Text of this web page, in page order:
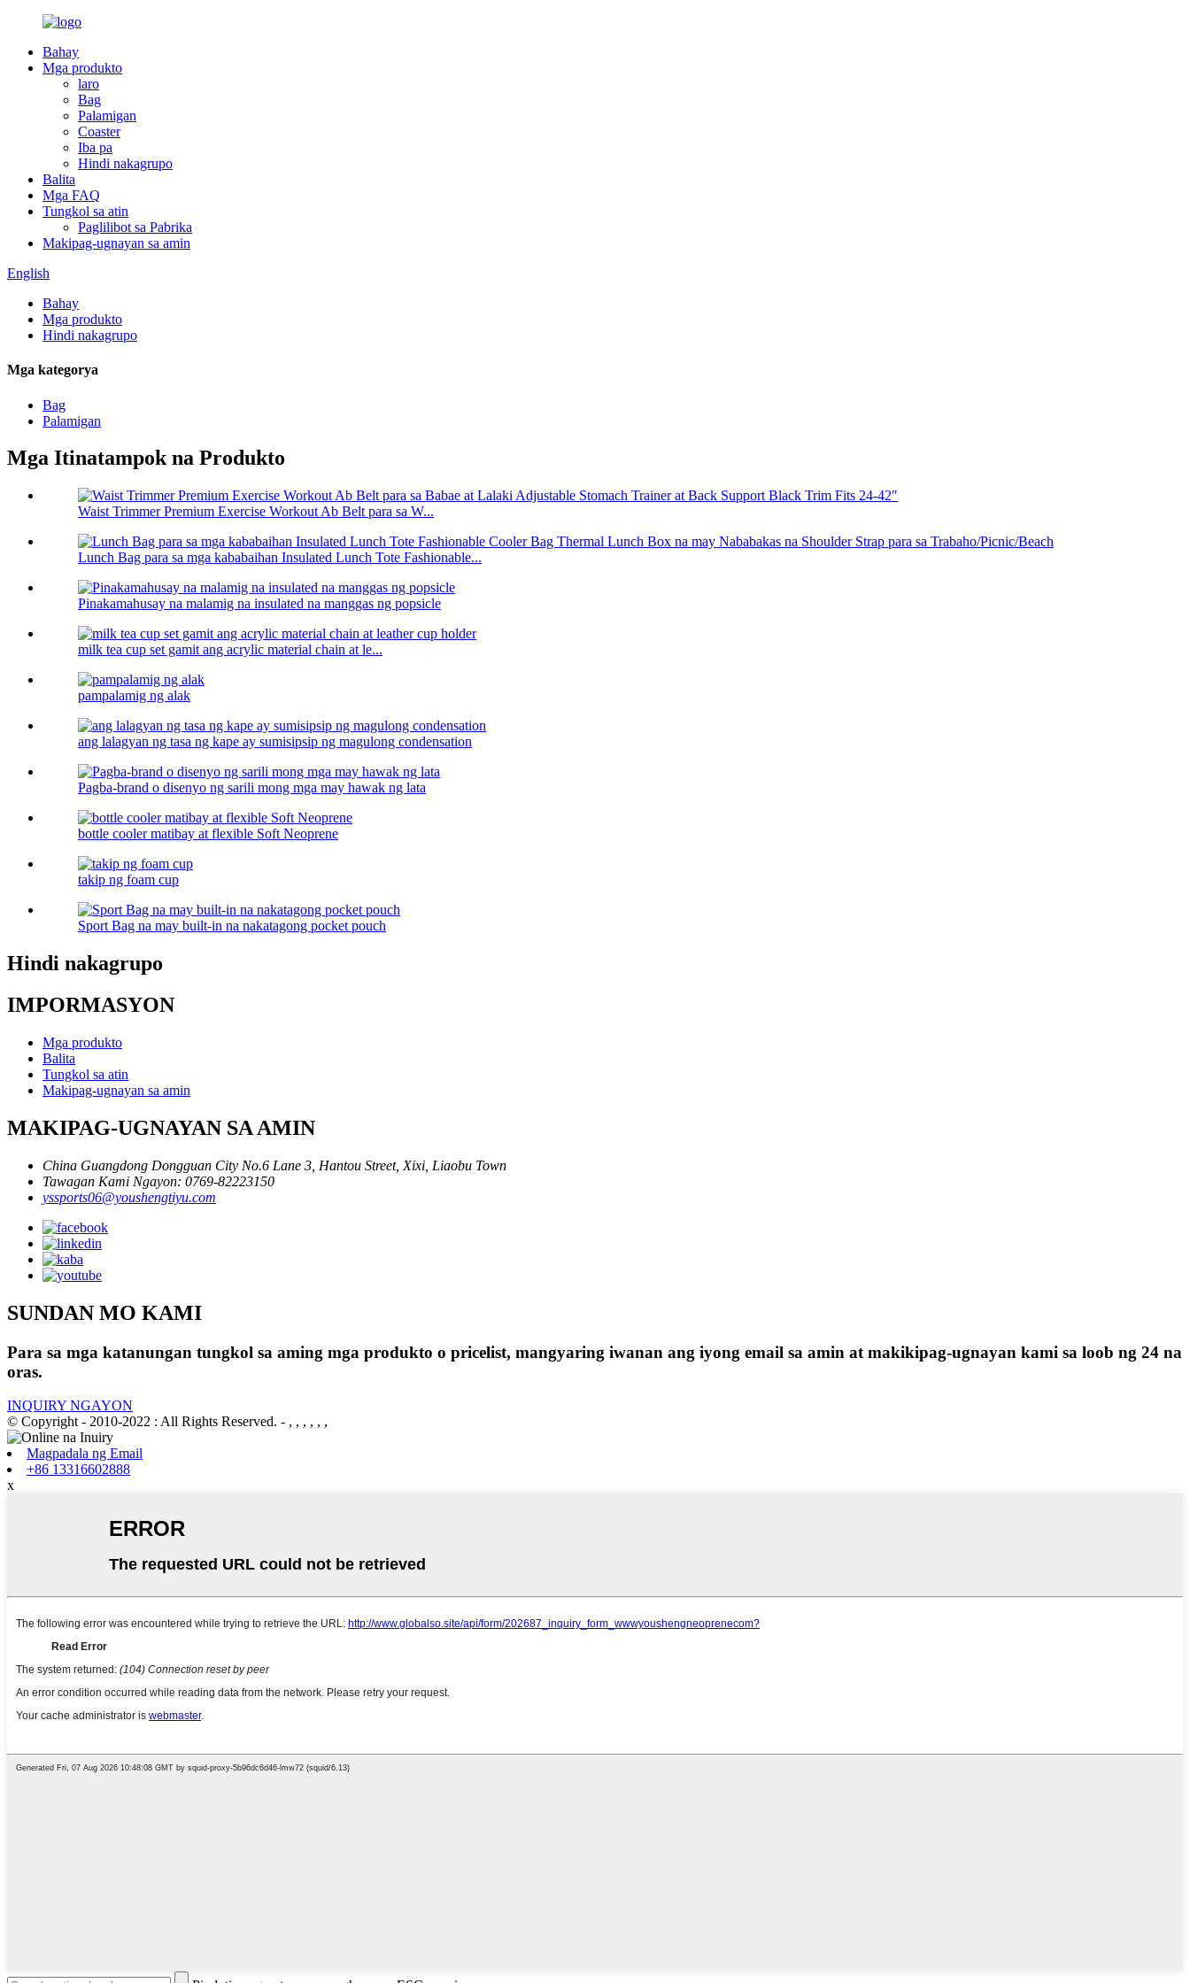
Bahay
Mga produkto
laro
Bag
Palamigan
Coaster
Iba pa
Hindi nakagrupo
Balita
Mga FAQ
Tungkol sa atin
Paglilibot sa Pabrika
Makipag-ugnayan sa amin
English
Bahay
Mga produkto
Hindi nakagrupo
Mga kategorya
Bag
Palamigan
Mga Itinatampok na Produkto
Waist Trimmer Premium Exercise Workout Ab Belt para sa W...
Lunch Bag para sa mga kababaihan Insulated Lunch Tote Fashionable...
Pinakamahusay na malamig na insulated na manggas ng popsicle
milk tea cup set gamit ang acrylic material chain at le...
pampalamig ng alak
ang lalagyan ng tasa ng kape ay sumisipsip ng magulong condensation
Pagba-brand o disenyo ng sarili mong mga may hawak ng lata
bottle cooler matibay at flexible Soft Neoprene
takip ng foam cup
Sport Bag na may built-in na nakatagong pocket pouch
Hindi nakagrupo
IMPORMASYON
Mga produkto
Balita
Tungkol sa atin
Makipag-ugnayan sa amin
MAKIPAG-UGNAYAN SA AMIN
China Guangdong Dongguan City No.6 Lane 3, Hantou Street, Xixi, Liaobu Town
Tawagan Kami Ngayon: 0769-82223150
yssports06@youshengtiyu.com
SUNDAN MO KAMI
Para sa mga katanungan tungkol sa aming mga produkto o pricelist, mangyaring iwanan ang iyong email sa amin at makikipag-ugnayan kami sa loob ng 24 na
oras.
INQUIRY NGAYON
© Copyright - 2010-2022 : All Rights Reserved. - , , , , , ,
Magpadala ng Email
+86 13316602888
x